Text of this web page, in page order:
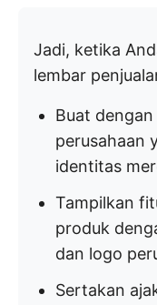
Jadi, ketika
lembar
Buat
perusahaan
identitas
Tampilkan
produk
dan logo
Sertakan